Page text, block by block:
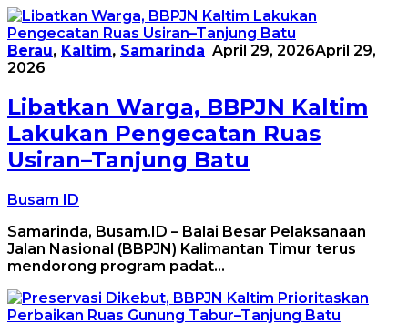
Berau, Kaltim, Samarinda April 29, 2026April 29,
2026
Libatkan Warga, BBPJN Kaltim
Lakukan Pengecatan Ruas
Usiran–Tanjung Batu
Busam ID
Samarinda, Busam.ID – Balai Besar Pelaksanaan
Jalan Nasional (BBPJN) Kalimantan Timur terus
mendorong program padat…